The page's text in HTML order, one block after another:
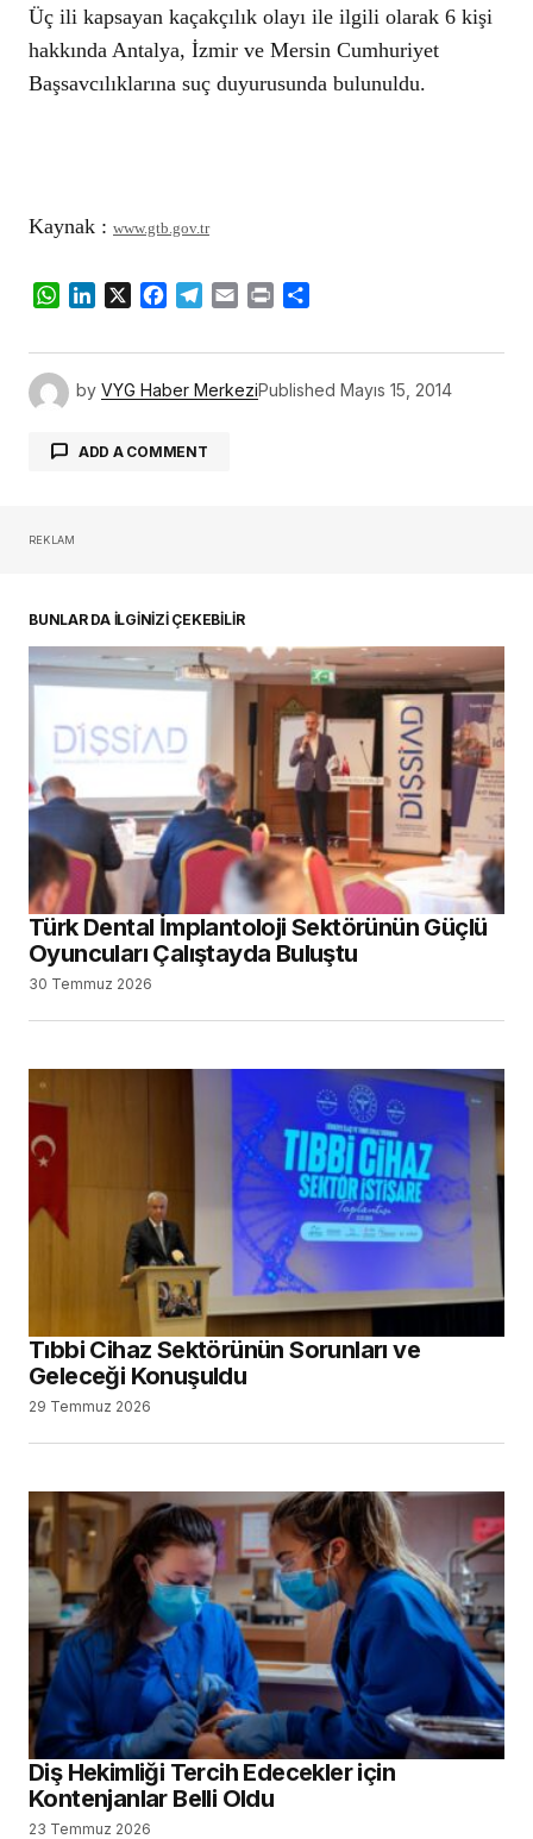
Üç ili kapsayan kaçakçılık olayı ile ilgili olarak 6 kişi
hakkında Antalya, İzmir ve Mersin Cumhuriyet
Başsavcılıklarına suç duyurusunda bulunuldu.
Kaynak : www.gtb.gov.tr
WhatsApp
LinkedIn
X Facebook
Telegram
Email Print
by VYG Haber MerkeziPublished Mayıs 15, 2014
ADD A COMMENT
REKLAM
BUNLAR DA İLGİNİZİ ÇEKEBİLİR
Türk Dental İmplantoloji Sektörünün Güçlü
Oyuncuları Çalıştayda Buluştu
30 Temmuz 2026
Tıbbi Cihaz Sektörünün Sorunları ve
Geleceği Konuşuldu
29 Temmuz 2026
Diş Hekimliği Tercih Edecekler için
Kontenjanlar Belli Oldu
23 Temmuz 2026